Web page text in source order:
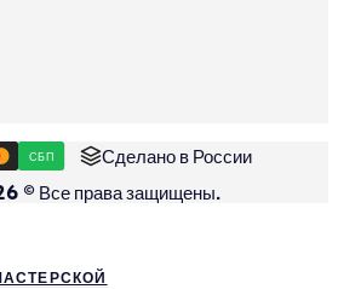
СБП
Сделано в России
© Все права защищены.